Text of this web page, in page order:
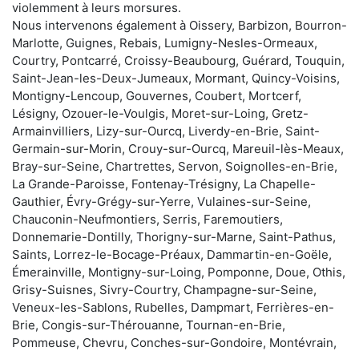
violemment à leurs morsures.
Nous intervenons également à Oissery, Barbizon, Bourron-
Marlotte, Guignes, Rebais, Lumigny-Nesles-Ormeaux,
Courtry, Pontcarré, Croissy-Beaubourg, Guérard, Touquin,
Saint-Jean-les-Deux-Jumeaux, Mormant, Quincy-Voisins,
Montigny-Lencoup, Gouvernes, Coubert, Mortcerf,
Lésigny, Ozouer-le-Voulgis, Moret-sur-Loing, Gretz-
Armainvilliers, Lizy-sur-Ourcq, Liverdy-en-Brie, Saint-
Germain-sur-Morin, Crouy-sur-Ourcq, Mareuil-lès-Meaux,
Bray-sur-Seine, Chartrettes, Servon, Soignolles-en-Brie,
La Grande-Paroisse, Fontenay-Trésigny, La Chapelle-
Gauthier, Évry-Grégy-sur-Yerre, Vulaines-sur-Seine,
Chauconin-Neufmontiers, Serris, Faremoutiers,
Donnemarie-Dontilly, Thorigny-sur-Marne, Saint-Pathus,
Saints, Lorrez-le-Bocage-Préaux, Dammartin-en-Goële,
Émerainville, Montigny-sur-Loing, Pomponne, Doue, Othis,
Grisy-Suisnes, Sivry-Courtry, Champagne-sur-Seine,
Veneux-les-Sablons, Rubelles, Dampmart, Ferrières-en-
Brie, Congis-sur-Thérouanne, Tournan-en-Brie,
Pommeuse, Chevru, Conches-sur-Gondoire, Montévrain,